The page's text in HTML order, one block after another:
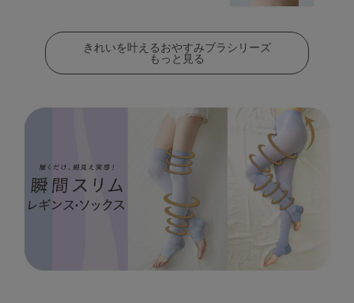
きれいを叶えるおやすみブラシリーズ
もっと見る